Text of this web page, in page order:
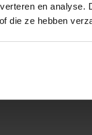
en analyse.
die ze hebben
Mon compte
Mes commandes